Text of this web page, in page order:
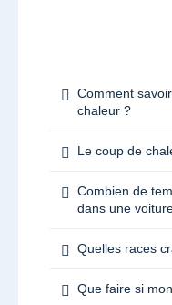
Comment
chaleur ?
Le coup de
Combien de
dans une
Quelles races
Que faire si